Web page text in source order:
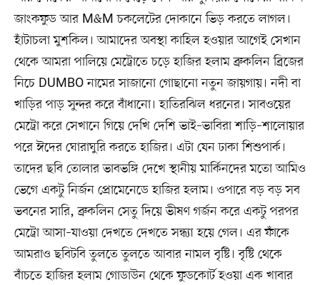
জাংকফুড আর M&M চকলেটের দোকানে ভিড় করতে লাগল।
হাঁটাচলা মুশকিল। আমাদের অবস্থা কাহিল হওয়ার আগেই সেখান
থেকে আমরা পালিয়ে মেট্রোতে চড়ে হাজির হলাম ব্রুকলিন ব্রিজের
নিচে DUMBO নামের সাজানো গোছানো নতুন জায়গায়। নদী বা
খাড়ির পাড় সুন্দর করে বাঁধানো। হাতিরঝিল ধরনের। সাবওয়ের
মেট্রো করে সেখানে গিয়ে দেখি দেশি ভাই–ভাবিরা শাড়ি–শালোয়ার
পরে ঈদের ঘোরাঘুরি করতে হাজির। এটা যেন ঢাকা শিশুপার্ক।
তাদের ছবি তোলার ভাবভঙ্গি দেখে স্থানীয় মার্কিনদের মতো আমিও
ভেগে একটু নির্জন প্রোমেনেডে হাজির হলাম। ওপারে বড় বড় সব
ভবনের সারি, ব্রুকলিন সেতু দিয়ে ভীষণ গর্জন করে একটু পরপর
মেট্রো আসা–যাওয়া দেখতে দেখতে সন্ধ্যা হয়ে গেল। এর ফাঁকে
আমরাও ছবিটবি তুলতে তুলতে আবার নামল বৃষ্টি। বৃষ্টি থেকে
বাঁচতে হাজির হলাম গোডাউন থেকে ফুডকোর্ট হওয়া এক খাবার